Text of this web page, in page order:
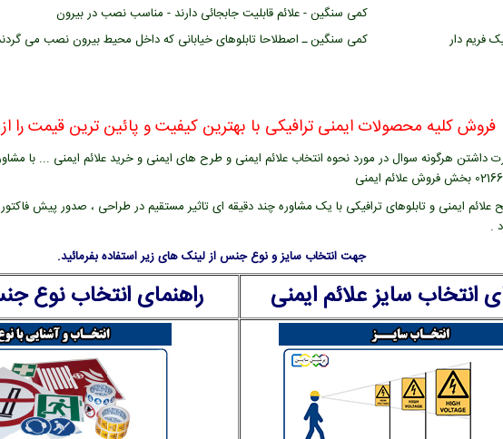
کمی سنگین - علائم قابلیت جابجائی دارند - مناسب نصب در بیرون
فریم دار
کمی سنگین ـ اصطلاحا تابلوهای خیابانی که داخل محیط بیرون نصب می
فروش کلیه محصولات ایمنی ترافیکی با بهترین کیفیت و پائین ترین قیمت را
داشتن هرگونه سوال در مورد نحوه انتخاب علائم ایمنی و طرح های ایمنی و خرید علائم ایمنی ... با
ایمنی و تابلوهای ترافیکی با یک مشاوره چند دقیقه ای تاثیر مستقیم در طراحی ، صدور پیش
.
جهت انتخاب سایز و نوع جنس از لینک های زیر استفاده بفرمائید.
انتخاب سایز علائم ایمنی راهنمای انتخاب نوع